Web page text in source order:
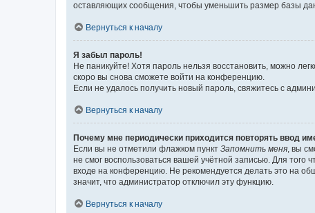
оставляющих сообщения, чтобы уменьшить размер базы
Вернуться к началу
Я забыл пароль!
Не паникуйте! Хотя пароль нельзя восстановить, можно
скоро вы снова сможете войти на конференцию.
Если не удалось получить новый пароль, свяжитесь с
Вернуться к началу
Почему мне периодически приходится повторять ввод
Если вы не отметили флажком пункт Запомнить меня, вы
не смог воспользоваться вашей учётной записью. Для
входе на конференцию. Не рекомендуется делать это на
значит, что администратор отключил эту функцию.
Вернуться к началу